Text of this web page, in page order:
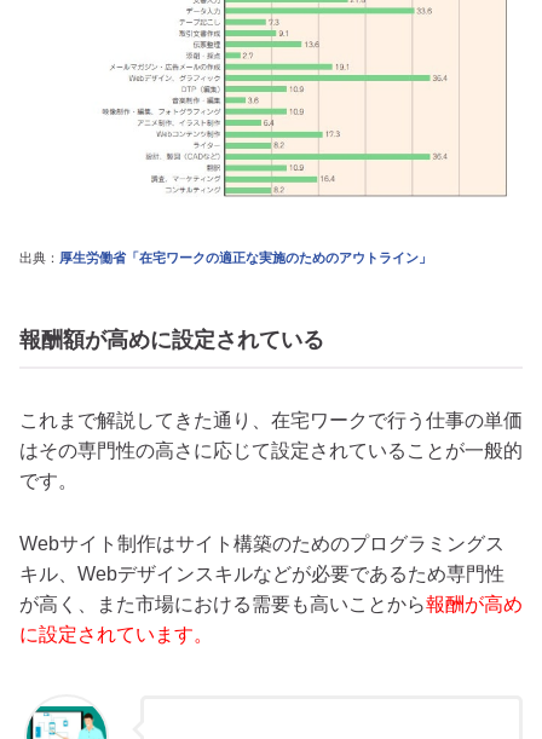
出典： 厚生労働省「在宅ワークの適正な実施のためのアウトライン」
報酬額が高めに設定されている
これまで解説してきた通り、在宅ワークで行う仕事の単価
はその専門性の高さに応じて設定されていることが一般的
です。
Webサイト制作はサイト構築のためのプログラミングス
キル、Webデザインスキルなどが必要であるため専門性
が高く、また市場における需要も高いことから報酬が高め
に設定されています。